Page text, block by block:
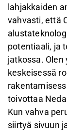
lahjakkaiden
vahvasti, että
potentiaali, ja
jatkossa. Olen
keskeisessä
toivottaa
Kun vahva
siirtyä sivuun